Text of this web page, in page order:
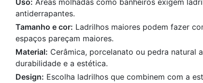
Uso: Áreas molhadas como banheiros exigem
antiderrapantes.
Tamanho e cor: Ladrilhos maiores podem fazer
espaços pareçam maiores.
Material: Cerâmica, porcelanato ou pedra natural
durabilidade e a estética.
Design: Escolha ladrilhos que combinem com a